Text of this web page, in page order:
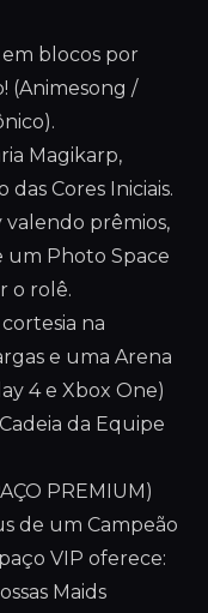
blocos por
(Animesong /
Magikarp,
Cores Iniciais.
valendo prêmios,
um Photo Space
o rolê.
na
e uma Arena
4 e Xbox One)
da Equipe
PREMIUM)
de um Campeão
VIP oferece:
Maids